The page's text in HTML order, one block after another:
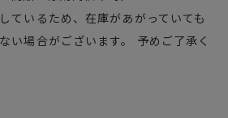
ているため、在庫があがっていても
い場合がございます。 予めご了承く